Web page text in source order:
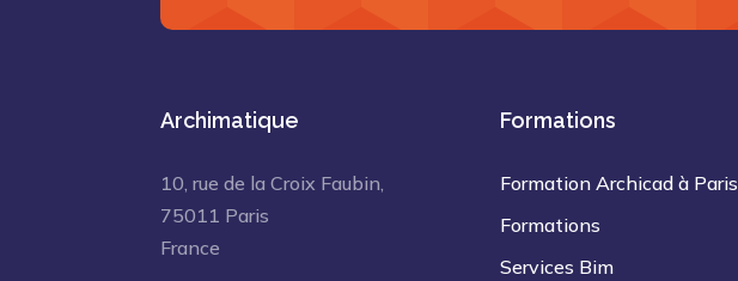
Archimatique
10, rue de la Croix Faubin,
75011 Paris
France
Formations
Formation Archicad à Paris
Formations
Services Bim